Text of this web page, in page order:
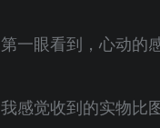
第一眼看到，心动的
我感觉收到的实物比